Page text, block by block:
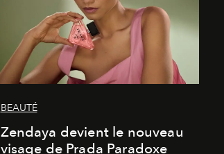
BEAUTÉ
Zendaya devient le nouveau
visage de Prada Paradoxe